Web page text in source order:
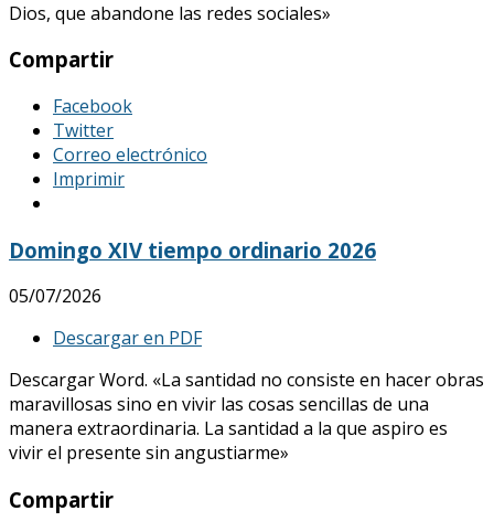
Dios, que abandone las redes sociales»
Compartir
Facebook
Twitter
Correo electrónico
Imprimir
Domingo XIV tiempo ordinario 2026
05/07/2026
Descargar en PDF
Descargar Word. «La santidad no consiste en hacer obras
maravillosas sino en vivir las cosas sencillas de una
manera extraordinaria. La santidad a la que aspiro es
vivir el presente sin angustiarme»
Compartir